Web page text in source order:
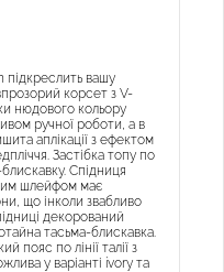
підкреслить вашу
корсет з V-
нюдового кольору
ручної роботи, а в
аплікації з ефектом
Застібка топу по
Спідниця
шлейфом має
що інколи звабливо
декорований
тасьма-блискавка.
пояс по лінії талії з
у варіанті ivory та